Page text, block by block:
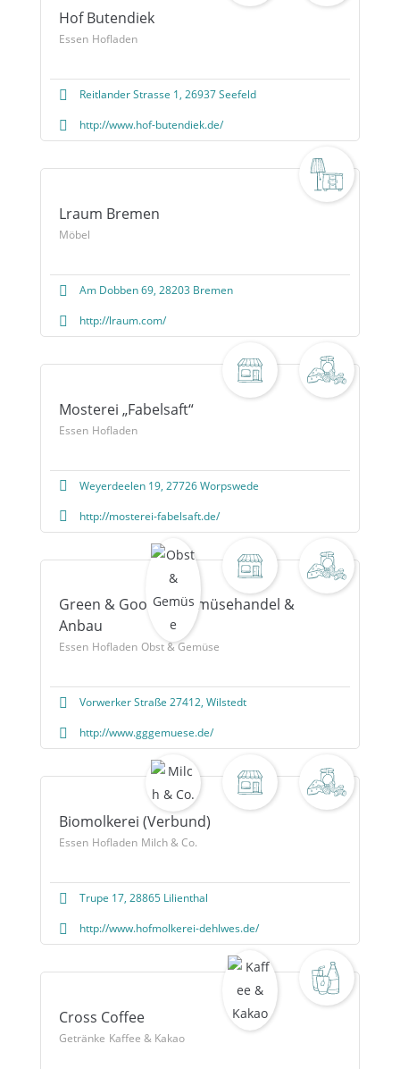
Hof Butendiek
Essen Hofladen
Reitlander Strasse 1, 26937 Seefeld
http://www.hof-butendiek.de/
Lraum Bremen
Möbel
Am Dobben 69, 28203 Bremen
http://lraum.com/
Mosterei „Fabelsaft“
Essen Hofladen
Weyerdeelen 19, 27726 Worpswede
http://mosterei-fabelsaft.de/
Green & Goods – Gemüsehandel &
Anbau
Essen Hofladen Obst & Gemüse
Vorwerker Straße 27412, Wilstedt
http://www.gggemuese.de/
Biomolkerei (Verbund)
Essen Hofladen Milch & Co.
Trupe 17, 28865 Lilienthal
http://www.hofmolkerei-dehlwes.de/
Cross Coffee
Getränke Kaffee & Kakao